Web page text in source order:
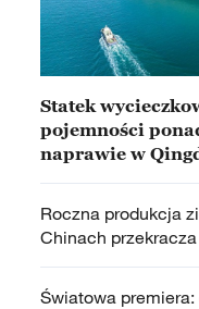
Statek
pojemności
naprawie w
Roczna produkcja
Chinach
Światowa